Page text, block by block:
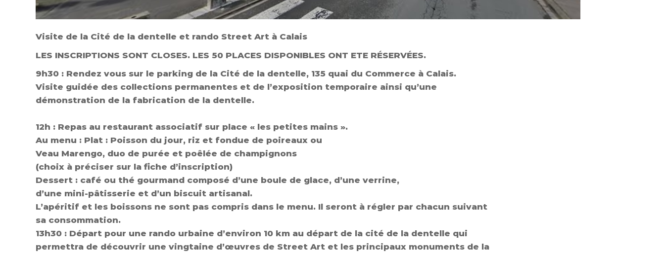
Visite de la Cité de la dentelle et rando Street Art à Calais
LES INSCRIPTIONS SONT CLOSES. LES 50 PLACES DISPONIBLES ONT ETE RÉSERVÉES.
9h30 : Rendez vous sur le parking de la Cité de la dentelle, 135 quai du Commerce à Calais.
Visite guidée des collections permanentes et de l’exposition temporaire ainsi qu’une
démonstration de la fabrication de la dentelle.
12h : Repas au restaurant associatif sur place « les petites mains ».
Au menu : Plat : Poisson du jour, riz et fondue de poireaux ou
Veau Marengo, duo de purée et poêlée de champignons
(choix à préciser sur la fiche d’inscription)
Dessert : café ou thé gourmand composé d’une boule de glace, d’une verrine,
d’une mini-pâtisserie et d’un biscuit artisanal.
L’apéritif et les boissons ne sont pas compris dans le menu. Il seront à régler par chacun suivant
sa consommation.
13h30 : Départ pour une rando urbaine d’environ 10 km au départ de la cité de la dentelle qui
permettra de découvrir une vingtaine d’œuvres de Street Art et les principaux monuments de la